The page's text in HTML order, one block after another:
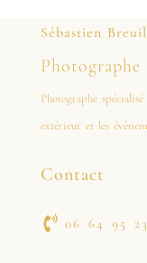
Sébastien Breuil
Photographe
Photographe
extérieur et les
Contact
06 64 95